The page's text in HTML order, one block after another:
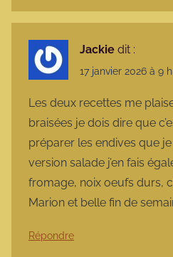
Jackie dit :
17 janvier 2026 à 9
Les deux recettes me
braisées je dois dire que
préparer les endives que
version salade j’en fais
fromage, noix oeufs durs,
Marion et belle fin de
Répondre